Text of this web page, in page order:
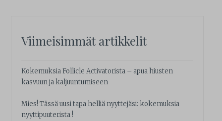
Viimeisimmät artikkelit
Kokemuksia Follicle Activatorista – apua hiusten
kasvuun ja kaljuuntumiseen
Mies! Tässä uusi tapa helliä nyyttejäsi: kokemuksia
nyyttipuuterista !